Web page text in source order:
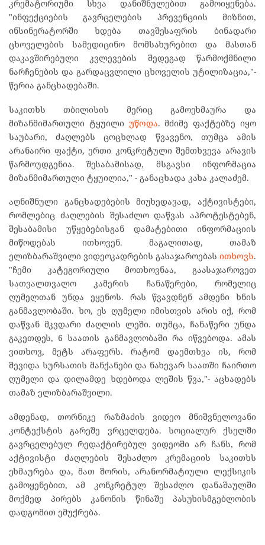
კრემატორიუმი სხვა დანიშნულებით გამოიყენება.
"ინფექციების გავრცელების პრევენციის მიზნით,
ინსინერატორში ხდება თავშესაფრის ბინადარი
ცხოველების სამედიცინო მომსახურებით და მასთან
დაკავშირებული კვლევების შედეგად წარმოქმნილი
ნარჩენების და გარდაცვლილი ცხოველის უტილიზაცია,"-
წერია განცხადებაში.
საკითხს თბილისის მერიც გამოეხმაურა და
მიზანმიმართული ტყუილი უწოდა. მძიმე ფაქტებზე იყო
საუბარი, ძაღლებს ცოცხლად წვავენო, თუმცა ამის
არანაირი ფაქტი, ერთი კონკრეტული შემთხვევა არავის
წარმოუდგენია. შესაბამისად, მსგავსი ინფორმაცია
მიზანმიმართული ტყუილია," - განაცხადა კახა კალაძემ.
აღნიშნული განცხადებების მიუხედავად, აქტივისტები,
რომლებიც ძაღლების შესაძლო დაწვას აპროტესტებენ,
შესაბამისი უწყებებისგან დამატებითი ინფორმაციის
მიწოდებას ითხოვენ. მაგალითად, თამაზ
ელიზბარაშვილი ვიდეოკადრების გასაჯაროებას ითხოვს.
"ჩემი კატეგორიული მოთხოვნაა, გაასაჯაროვეთ
სათვალთვალო კამერის ჩანაწერები, რომელიც
ღუმელთან უნდა ეყენოს. რას წვავდნენ ამდენი ხნის
განმავლობაში. ხო, ეს ღუმელი იმისთვის არის იქ, რომ
დაწვან მკვდარი ძაღლის ლეში. თუმცა, ჩანაწერი უნდა
გაკეთდეს, 6 საათის განმავლობაში რა იწვებოდა. ამას
ვითხოვ, მეტს არაფერს. რატომ დაემთხვა ის, რომ
შევიდა სურსათის მანქანები და ნახევარ საათში ჩაირთო
ღუმელი და დილამდე ხდებოდა ლეშის წვა,"- აცხადებს
თამაზ ელიზბარაშვილი.
ამდენად, თორნიკე რაზმაძის ვიდეო მნიშვნელოვანი
კონტექსტის გარეშე ვრცელდება. სოციალურ ქსელში
გავრცელებულ რედაქტირებულ ვიდეოში არ ჩანს, რომ
აქტივისტი ძაღლების შესაძლო კრემაციის საკითხს
ეხმაურება და, მათ შორის, არანორმატიული ლექსიკის
გამოყენებით, ამ კონკრეტულ შესაძლო დანაშაულში
მოქმედ პირებს კანონის წინაშე პასუხისმგებლობის
დადგომით ემუქრება.